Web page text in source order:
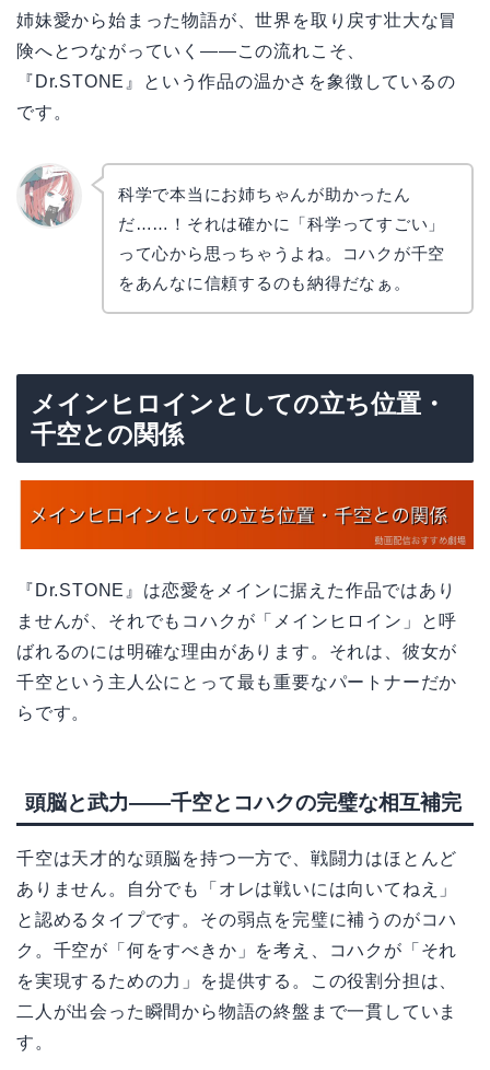
姉妹愛から始まった物語が、世界を取り戻す壮大な冒
険へとつながっていく――この流れこそ、
『Dr.STONE』という作品の温かさを象徴しているの
です。
科学で本当にお姉ちゃんが助かったん
だ……！それは確かに「科学ってすごい」
って心から思っちゃうよね。コハクが千空
をあんなに信頼するのも納得だなぁ。
メインヒロインとしての立ち位置・
千空との関係
『Dr.STONE』は恋愛をメインに据えた作品ではあり
ませんが、それでもコハクが「メインヒロイン」と呼
ばれるのには明確な理由があります。それは、彼女が
千空という主人公にとって最も重要なパートナーだか
らです。
頭脳と武力――千空とコハクの完璧な相互補完
千空は天才的な頭脳を持つ一方で、戦闘力はほとんど
ありません。自分でも「オレは戦いには向いてねえ」
と認めるタイプです。その弱点を完璧に補うのがコハ
ク。千空が「何をすべきか」を考え、コハクが「それ
を実現するための力」を提供する。この役割分担は、
二人が出会った瞬間から物語の終盤まで一貫していま
す。